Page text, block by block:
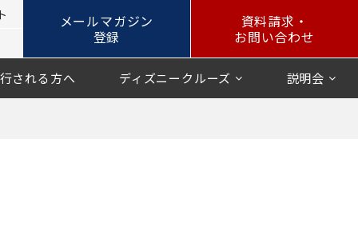
メールマガジン
登録
資料請求・
お問い合わせ
される方へ ディズニークルーズ 説明会